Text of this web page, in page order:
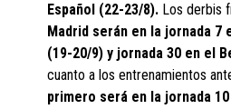
Español (22-23/8). Los derbis
Madrid serán en la jornada
(19-20/9) y jornada 30 en el
cuanto a los entrenamientos
primero será en la jornada